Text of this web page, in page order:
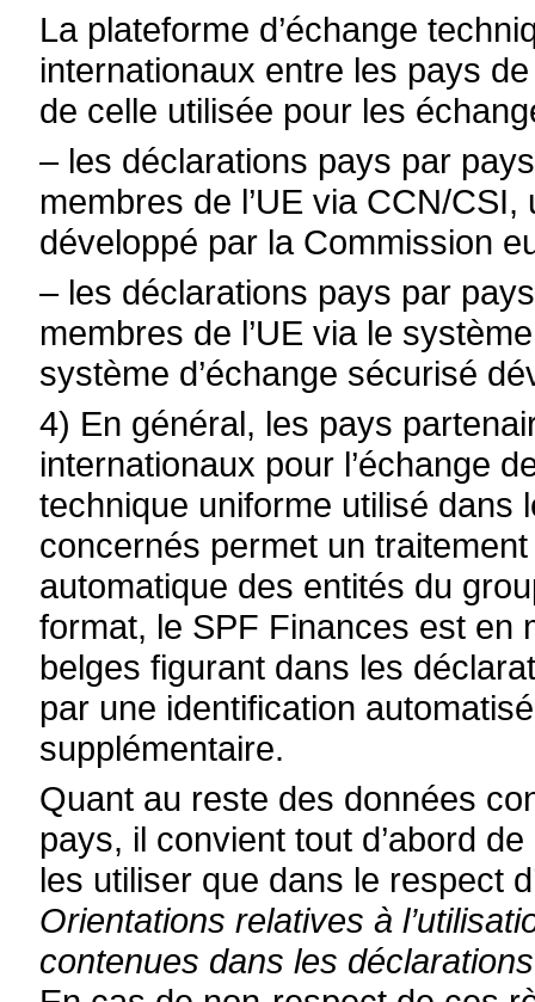
La plateforme d’échange
internationaux entre les pays
de celle utilisée pour les
– les déclarations pays par
membres de l’UE via CCN/
développé par la Commission
– les déclarations pays par
membres de l’UE via le
système d’échange sécurisé
4) En général, les pays
internationaux pour l’échange
technique uniforme utilisé dans
concernés permet un
automatique des entités du
format, le SPF Finances est en
belges figurant dans les
par une identification
supplémentaire.
Quant au reste des données
pays, il convient tout d’abord
les utiliser que dans le respect
Orientations relatives à
contenues dans les